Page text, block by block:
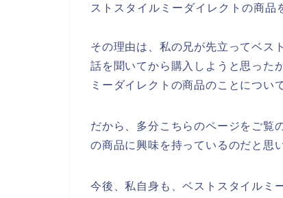
ストスタイルミーダイレクトの商品
その理由は、私の兄が先立ってベス
話を聞いてから購入しようと思った
ミーダイレクトの商品のことについ
だから、多分こちらのページをご覧
の商品に興味を持っているのだと思
今後、私自身も、ベストスタイルミ